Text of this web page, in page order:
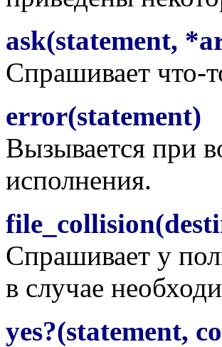
ask(statement,
Спрашивает что-
error(statement)
Вызывается при
исполнения.
Спрашивает у
в случае
yes?(statement,